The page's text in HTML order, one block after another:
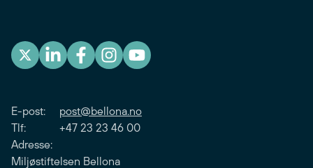
E-post: post@bellona.no
Tlf: +47 23 23 46 00
Adresse:
Miljøstiftelsen Bellona